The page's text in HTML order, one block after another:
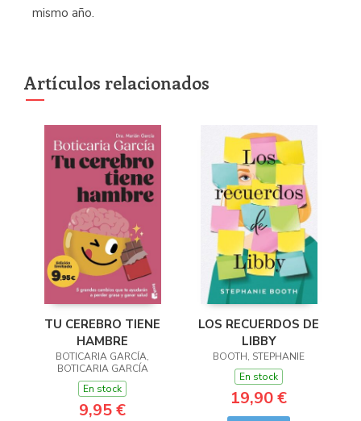
mismo año.
Artículos relacionados
TU CEREBRO TIENE
HAMBRE
BOTICARIA GARCÍA,
BOTICARIA GARCÍA
En stock
9,95 €
LOS RECUERDOS DE
LIBBY
BOOTH, STEPHANIE
En stock
19,90 €